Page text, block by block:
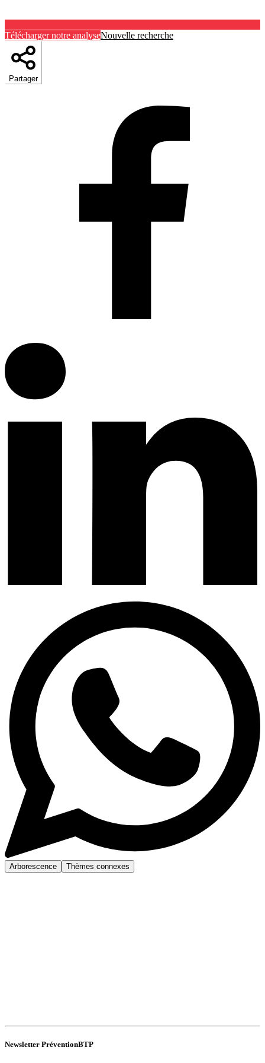
Télécharger notre analyseNouvelle recherche
Partager
Arborescence Thèmes connexes
Newsletter PréventionBTP